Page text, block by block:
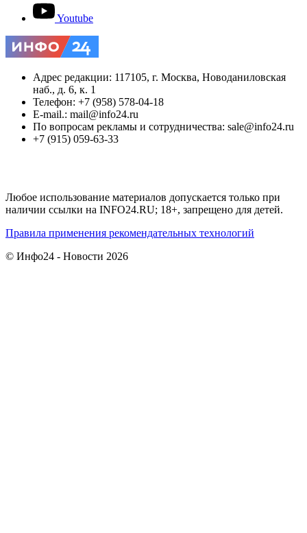
Youtube
Адрес редакции: 117105, г. Москва, Новоданиловская
наб., д. 6, к. 1
Телефон: +7 (958) 578-04-18
E-mail.: mail@info24.ru
По вопросам рекламы и сотрудничества: sale@info24.ru
+7 (915) 059-63-33
Любое использование материалов допускается только при
наличии ссылки на INFO24.RU; 18+, запрещено для детей.
Правила применения рекомендательных технологий
© Инфо24 - Новости 2026